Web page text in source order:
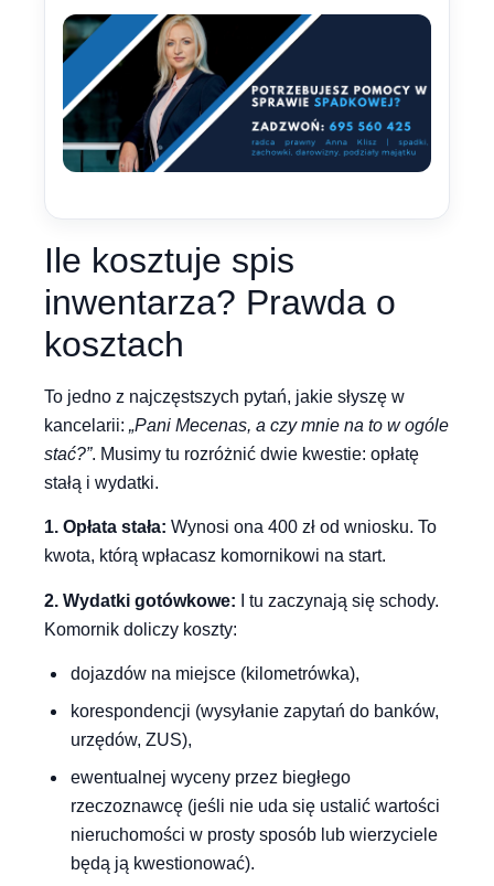
Ile kosztuje spis
inwentarza? Prawda o
kosztach
To jedno z najczęstszych pytań, jakie słyszę w
kancelarii: „Pani Mecenas, a czy mnie na to w ogóle
stać?”. Musimy tu rozróżnić dwie kwestie: opłatę
stałą i wydatki.
1. Opłata stała: Wynosi ona 400 zł od wniosku. To
kwota, którą wpłacasz komornikowi na start.
2. Wydatki gotówkowe: I tu zaczynają się schody.
Komornik doliczy koszty:
dojazdów na miejsce (kilometrówka),
korespondencji (wysyłanie zapytań do banków,
urzędów, ZUS),
ewentualnej wyceny przez biegłego
rzeczoznawcę (jeśli nie uda się ustalić wartości
nieruchomości w prosty sposób lub wierzyciele
będą ją kwestionować).